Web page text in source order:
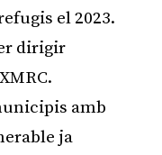
el 2023.
dirigir
amb
ja